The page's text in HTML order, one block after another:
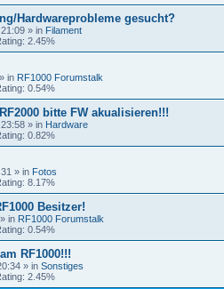
Hardwareprobleme gesucht?
» in Filament
2.45%
» in RF1000 Forumstalk
0.54%
bitte FW akualisieren!!!
» in Hardware
0.82%
» in Fotos
8.17%
Besitzer!
» in RF1000 Forumstalk
0.54%
RF1000!!!
» in Sonstiges
2.45%